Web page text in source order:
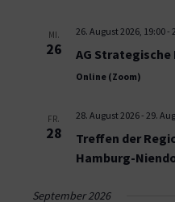
MI.
26
26. August 2026, 19:00-
AG
Online (Zoom)
FR.
28
28. August 2026- 29.
Treffen der
Hamburg-
September 2026